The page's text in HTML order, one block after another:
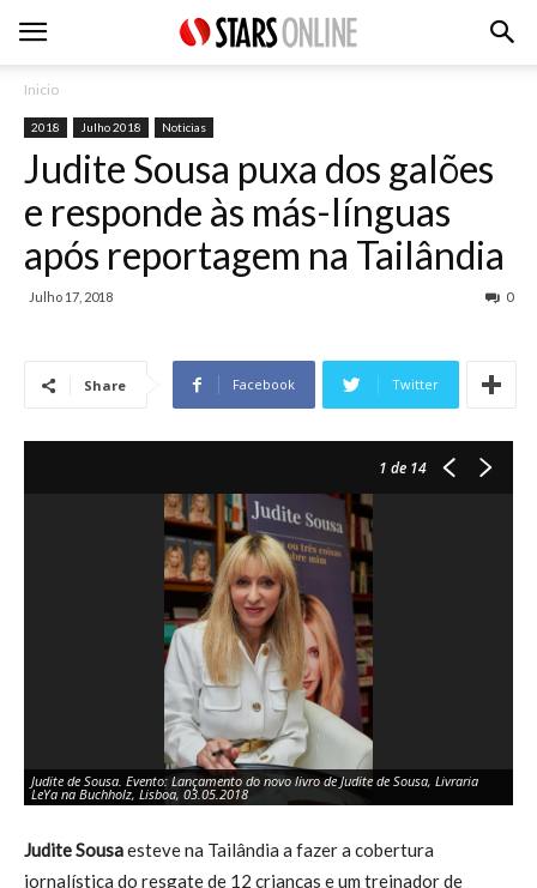
Inicio
2018 Julho 2018 Noticias
Judite Sousa puxa dos galões
e responde às más-línguas
após reportagem na Tailândia
Julho 17, 2018 0
Share Facebook Twitter
1 de 14
Judite de Sousa. Evento: Lançamento do novo livro de Judite de Sousa, Livraria
LeYa na Buchholz, Lisboa, 03.05.2018
Judite Sousaesteve na Tailândia a fazer a cobertura
jornalística do resgate de 12 crianças e um treinador de